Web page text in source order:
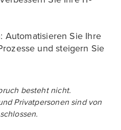
Automatisieren Sie Ihre
und steigern Sie
besteht nicht.
Privatpersonen sind von